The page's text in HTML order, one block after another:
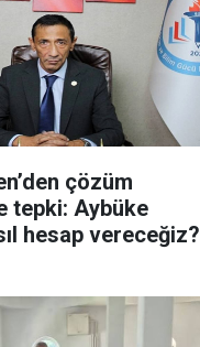
çözüm
tepki: Aybüke
hesap vereceğiz?